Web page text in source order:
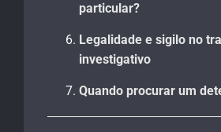
particular?
Legalidade e sigilo no
investigativo
Quando procurar um